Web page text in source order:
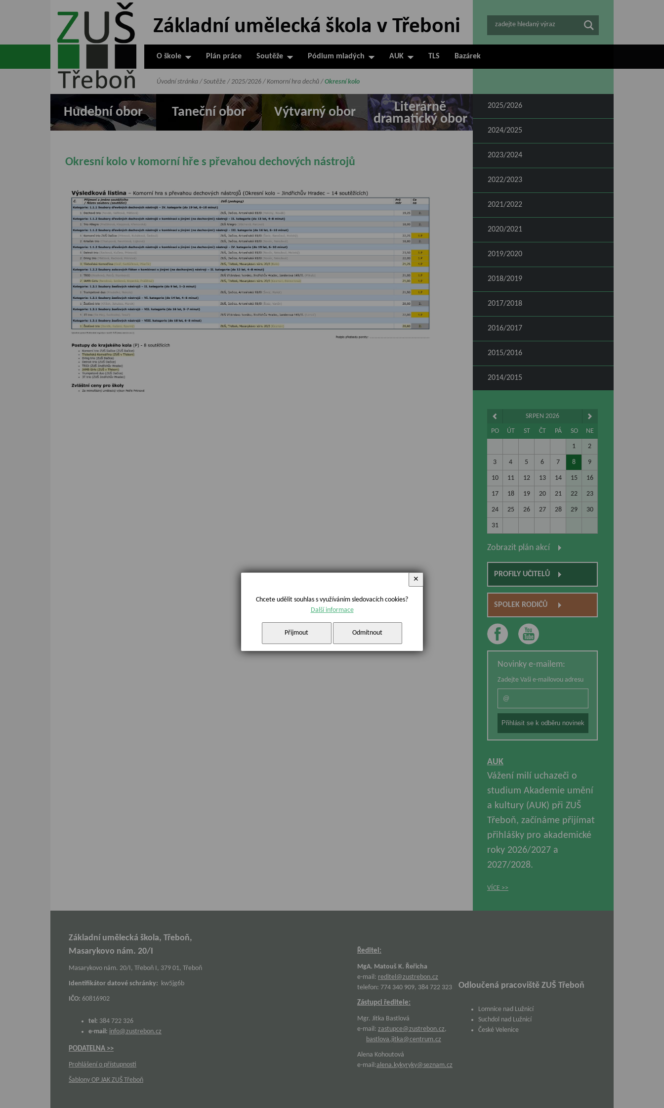
ZUŠ Třeboň -
Základní
umělecká škola
zadejte hledaný výraz
O škole Plán práce Soutěže Pódium mladých AUK TLS Bazárek
Hudební obor Taneční obor Výtvarný obor
Literárně
dramatický obor
Úvodní stránka / Soutěže / 2025/2026 / Komorní hra dechů / Okresní kolo
Okresní kolo v komorní hře s převahou dechových nástrojů
2025/2026
2024/2025
2023/2024
2022/2023
2021/2022
2020/2021
2019/2020
2018/2019
2017/2018
2016/2017
2015/2016
2014/2015
SRPEN 2026
PO
ÚT ST ČT PÁ SO NE
1 2
3 4 5 6 7 8 9
10 11 12 13 14 15 16
17 18 19 20 21 22 23
24 25 26 27 28 29 30
31
Zobrazit plán akcí
PROFILY UČITELŮ
SPOLEK RODIČŮ
Novinky e-mailem:
Zadejte Vaši e-mailovou adresu
AUK
Vážení milí uchazeči o
studium Akademie umění
a kultury (AUK) při ZUŠ
Třeboň, začínáme přijímat
přihlášky pro akademické
roky 2026/2027 a
2027/2028.
VÍCE
Základní umělecká škola, Třeboň,
Masarykovo nám. 20/I
Masarykovo nám. 20/I, Třeboň I, 379 01, Třeboň
Identifikátor datové schránky: kw5jg6b
IČO: 60816902
tel: 384 722 326
e-mail: info@zustrebon.cz
PODATELNA >>
Prohlášení o přístupnosti
Šablony OP JAK ZUŠ Třeboň
Ředitel:
MgA. Matouš K. Řeřicha
e-mail: reditel@zustrebon.cz
telefon: 774 340 909, 384 722 323
Zástupci ředitele:
Mgr. Jitka Bastlová
e-mail: zastupce@zustrebon.cz,
bastlova.jitka@centrum.cz
Alena Kohoutová
e-mail:alena.kykyryky@seznam.cz
Odloučená pracoviště ZUŠ Třeboň
Lomnice nad Lužnicí
Suchdol nad Lužnicí
České Velenice
Chcete udělit souhlas s využíváním sledovacích cookies?
Další informace
Přijmout Odmítnout
✕